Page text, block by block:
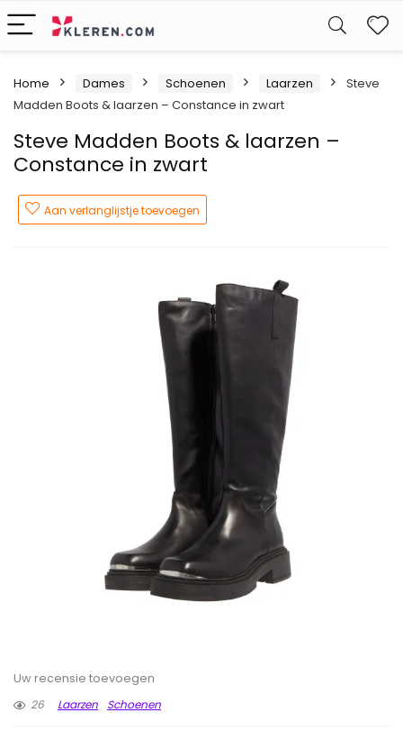
Home Dames Schoenen Laarzen
Steve
Madden Boots & laarzen – Constance in zwart
Steve Madden Boots & laarzen –
Constance in zwart
Aan verlanglijstje toevoegen
Uw recensie toevoegen
26
Laarzen Schoenen